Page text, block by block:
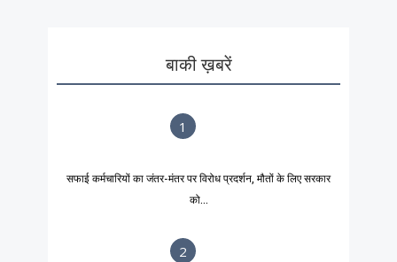
बाकी ख़बरें
1
सफाई कर्मचारियों का जंतर-मंतर पर विरोध प्रदर्शन, मौतों के लिए सरकार
को...
2